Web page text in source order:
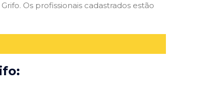
Os profissionais cadastrados estão